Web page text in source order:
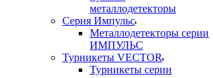
металлодетекторы
Серия Импульс
Металлодетекторы серии
ИМПУЛЬС
Турникеты VECTOR
Турникеты серии